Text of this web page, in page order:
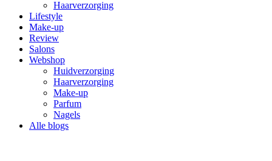
Haarverzorging
Lifestyle
Make-up
Review
Salons
Webshop
Huidverzorging
Haarverzorging
Make-up
Parfum
Nagels
Alle blogs